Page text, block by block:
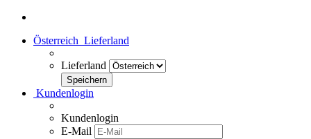
Österreich Lieferland
Lieferland
Kundenlogin
Kundenlogin
E-Mail